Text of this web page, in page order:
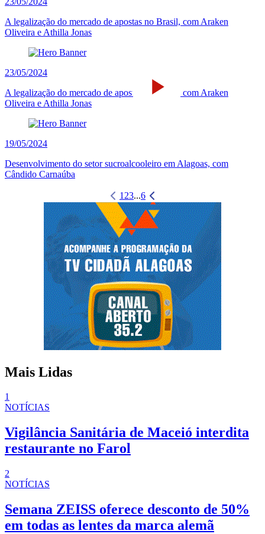
A legalização do mercado de apostas no Brasil, com Araken
Oliveira e Athilla Jonas
23/05/2024
A legalização do mercado de apostas no Brasil, com Araken
Oliveira e Athilla Jonas
19/05/2024
Desenvolvimento do setor sucroalcooleiro em Alagoas, com
Cândido Carnaúba
1 23...6
Mais Lidas
1
NOTÍCIAS
Vigilância Sanitária de Maceió interdita
restaurante no Farol
2
NOTÍCIAS
Semana ZEISS oferece desconto de 50%
em todas as lentes da marca alemã